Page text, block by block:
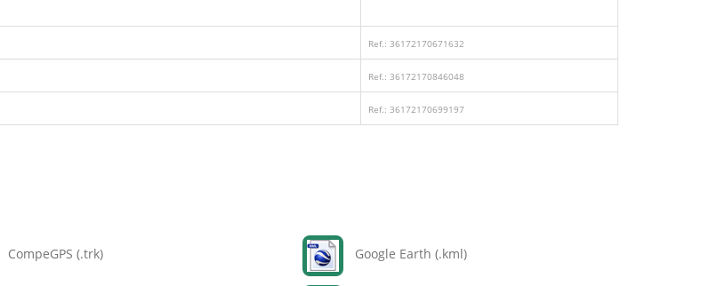
Ref.: 36172170671632
Ref.: 36172170846048
Ref.: 36172170699197
CompeGPS (.trk) Google Earth (.kml)